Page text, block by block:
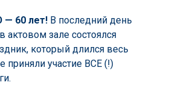
60 лет! В последний день
актовом зале состоялся
который длился весь
приняли участие ВСЕ (!)